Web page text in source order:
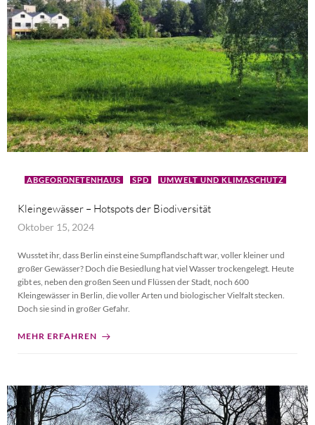
ABGEORDNETENHAUS SPD UMWELT UND KLIMASCHUTZ
Kleingewässer – Hotspots der Biodiversität
Oktober 15, 2024
Wusstet ihr, dass Berlin einst eine Sumpflandschaft war, voller kleiner und
großer Gewässer? Doch die Besiedlung hat viel Wasser trockengelegt. Heute
gibt es, neben den großen Seen und Flüssen der Stadt, noch 600
Kleingewässer in Berlin, die voller Arten und biologischer Vielfalt stecken.
Doch sie sind in großer Gefahr.
MEHR ERFAHREN